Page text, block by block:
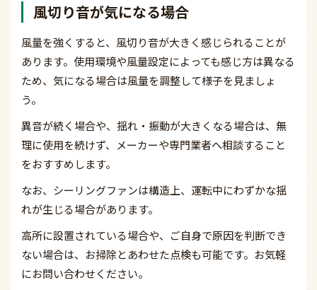
風切り音が気になる場合
風量を強くすると、風切り音が大きく感じられることが
あります。使用環境や風量設定によっても感じ方は異なる
ため、気になる場合は風量を調整して様子を見ましょ
う。
異音が続く場合や、揺れ・振動が大きくなる場合は、無
理に使用を続けず、メーカーや専門業者へ相談すること
をおすすめします。
なお、シーリングファンは構造上、運転中にわずかな揺
れが生じる場合があります。
高所に設置されている場合や、ご自身で原因を判断でき
ない場合は、お掃除とあわせた点検も可能です。お気軽
にお問い合わせください。